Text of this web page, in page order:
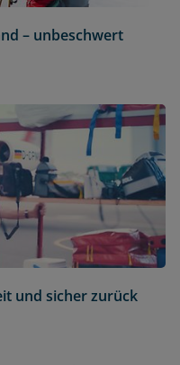
– unbeschwert
und sicher zurück